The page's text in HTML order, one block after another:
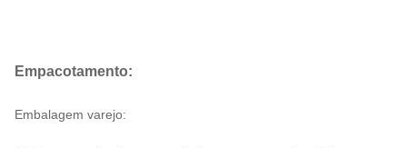
Empacotamento:
Embalagem varejo: